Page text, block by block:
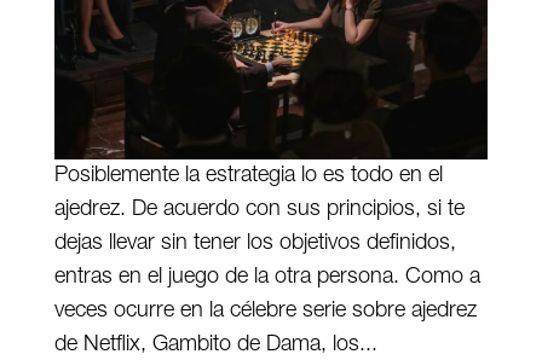
Posiblemente la estrategia lo es todo en el
ajedrez. De acuerdo con sus principios, si te
dejas llevar sin tener los objetivos definidos,
entras en el juego de la otra persona. Como a
veces ocurre en la célebre serie sobre ajedrez
de Netflix, Gambito de Dama, los...